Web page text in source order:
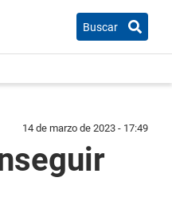
Buscar
14 de marzo de 2023 - 17:49